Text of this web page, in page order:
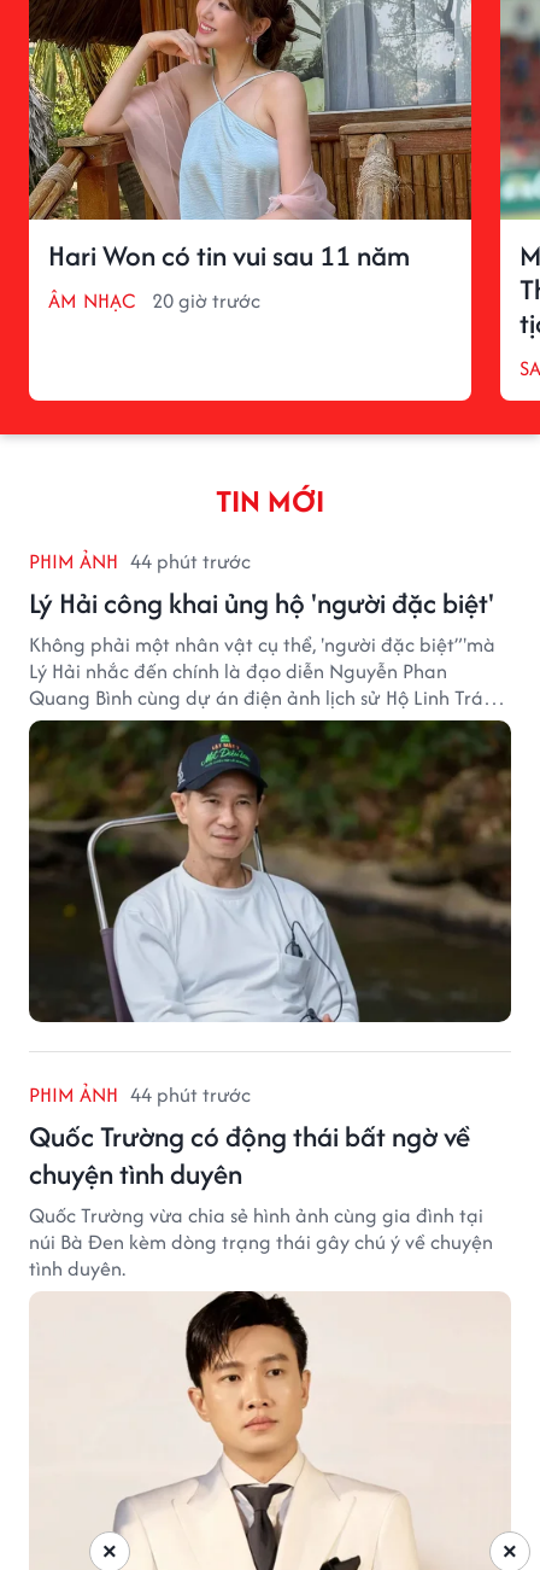
Hari Won có tin vui sau 11 năm
ÂM NHẠC 20 giờ trước
TIN MỚI
PHIM ẢNH 44 phút trước
Lý Hải công khai ủng hộ 'người đặc biệt'
Không phải một nhân vật cụ thể, 'người đặc biệt”'mà
Lý Hải nhắc đến chính là đạo diễn Nguyễn Phan
Quang Bình cùng dự án điện ảnh lịch sử Hộ Linh Tráng
Sĩ: Bí Ẩn Mộ Vua Đinh.
PHIM ẢNH 44 phút trước
Quốc Trường có động thái bất ngờ về
chuyện tình duyên
Quốc Trường vừa chia sẻ hình ảnh cùng gia đình tại
núi Bà Đen kèm dòng trạng thái gây chú ý về chuyện
tình duyên.
×
×